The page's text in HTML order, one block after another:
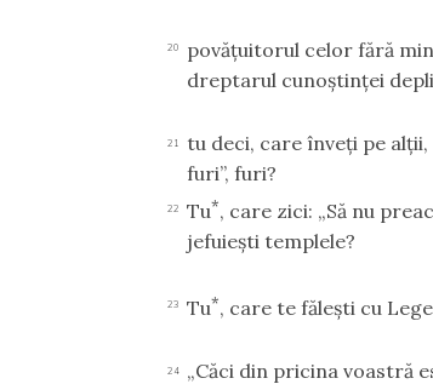
20 povăţuitorul celor fără
dreptarul cunoştinţei
21
tu deci, care înveţi pe
furi”, furi?
22 Tu*, care zici: „Să nu
jefuieşti templele?
23 Tu*, care te făleşti cu
24
„Căci din pricina voastră